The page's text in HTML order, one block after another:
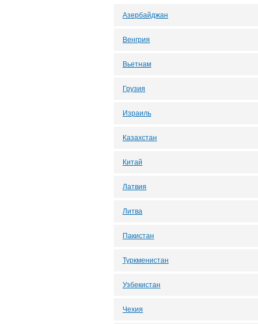
Азербайджан
Венгрия
Вьетнам
Грузия
Израиль
Казахстан
Китай
Латвия
Литва
Пакистан
Туркменистан
Узбекистан
Чехия